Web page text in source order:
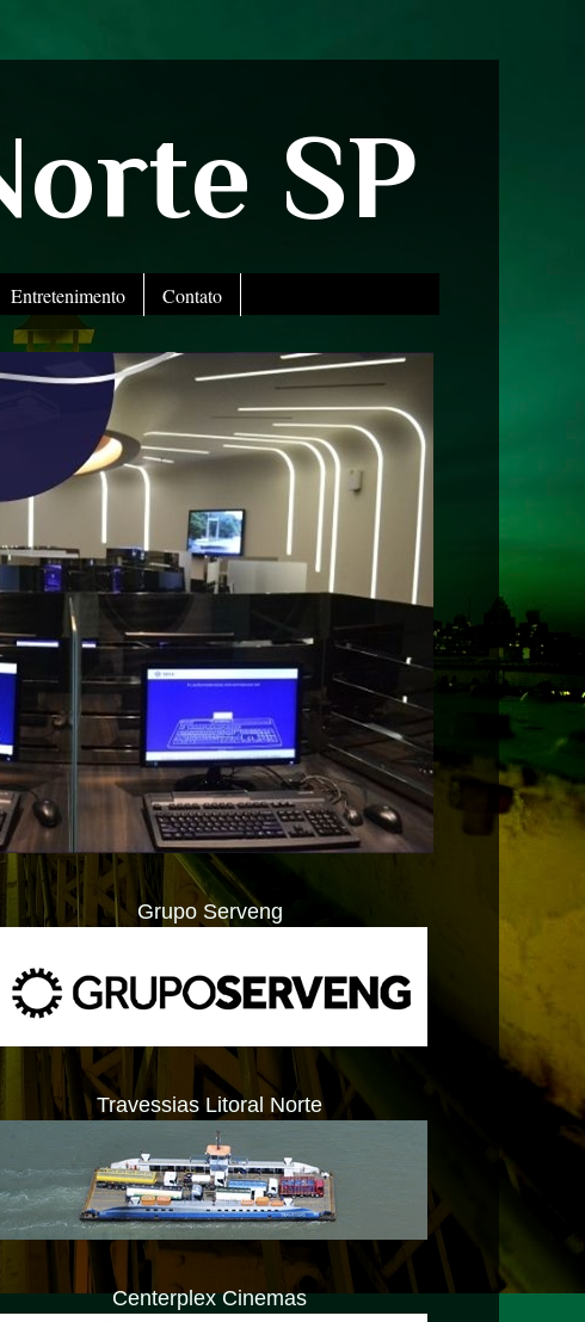
SP
Entretenimento Contato
Grupo Serveng
Travessias Litoral Norte
Centerplex Cinemas